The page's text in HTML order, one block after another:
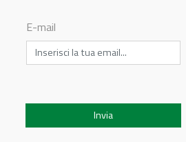
Testata giornalistica registrata presso il
E-mail